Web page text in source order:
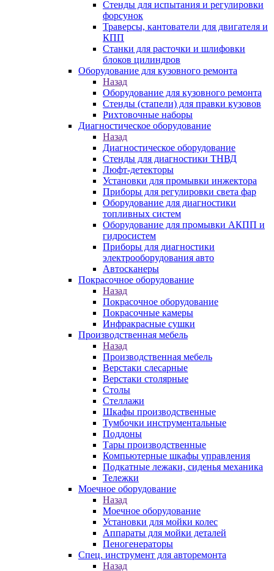
Стенды для испытания и регулировки
форсунок
Траверсы, кантователи для двигателя и
КПП
Станки для расточки и шлифовки
блоков цилиндров
Оборудование для кузовного ремонта
Назад
Оборудование для кузовного ремонта
Стенды (стапели) для правки кузовов
Рихтовочные наборы
Диагностическое оборудование
Назад
Диагностическое оборудование
Стенды для диагностики ТНВД
Люфт-детекторы
Установки для промывки инжектора
Приборы для регулировки света фар
Оборудование для диагностики
топливных систем
Оборудование для промывки АКПП и
гидросистем
Приборы для диагностики
электрооборудования авто
Автосканеры
Покрасочное оборудование
Назад
Покрасочное оборудование
Покрасочные камеры
Инфракрасные сушки
Производственная мебель
Назад
Производственная мебель
Верстаки слесарные
Верстаки столярные
Столы
Стеллажи
Шкафы производственные
Тумбочки инструментальные
Поддоны
Тары производственные
Компьютерные шкафы управления
Подкатные лежаки, сиденья механика
Тележки
Моечное оборудование
Назад
Моечное оборудование
Установки для мойки колес
Аппараты для мойки деталей
Пеногенераторы
Спец. инструмент для авторемонта
Назад